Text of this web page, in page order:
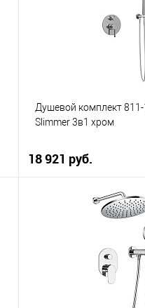
Душевой комплект 811-
Slimmer 3в1 хром
18 921 руб.
В